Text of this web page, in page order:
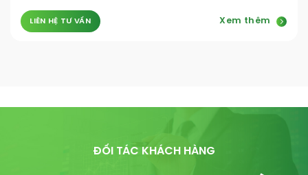
LIÊN HỆ TƯ VẤN Xem thêm
ĐỐI TÁC KHÁCH HÀNG